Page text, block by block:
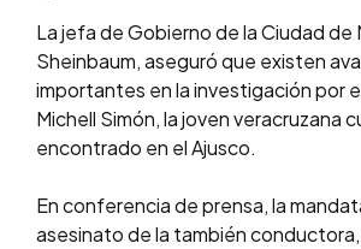
La jefa de Gobierno de la Ciudad de
Sheinbaum, aseguró que existen
importantes en la investigación por
Michell Simón, la joven veracruzana
encontrado en el Ajusco.
En conferencia de prensa, la
asesinato de la también conductora,